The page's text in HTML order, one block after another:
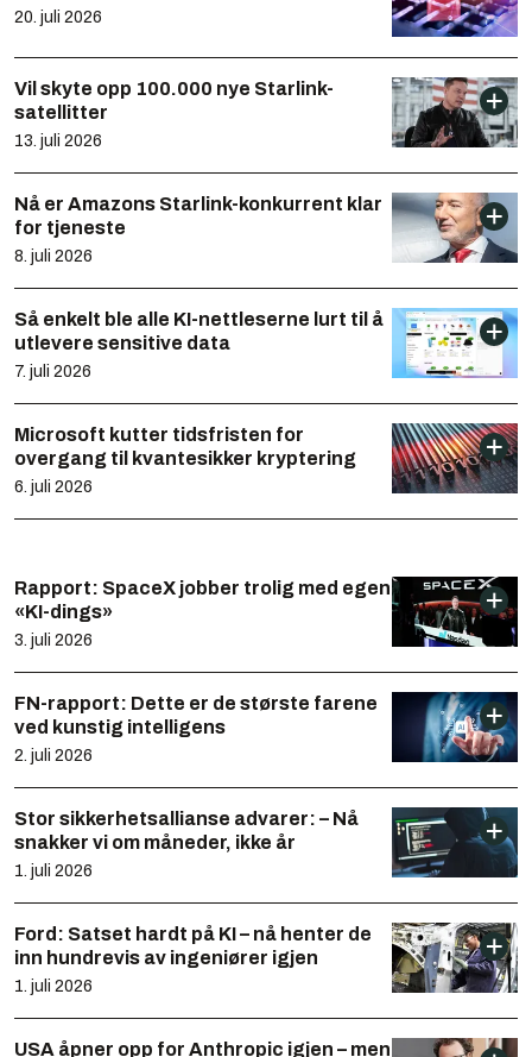
20. juli 2026
Vil skyte opp 100.000 nye Starlink-
satellitter
13. juli 2026
Nå er Amazons Starlink-konkurrent klar
for tjeneste
8. juli 2026
Så enkelt ble alle KI-nettleserne lurt til å
utlevere sensitive data
7. juli 2026
Microsoft kutter tidsfristen for
overgang til kvantesikker kryptering
6. juli 2026
Rapport: SpaceX jobber trolig med egen
«KI-dings»
3. juli 2026
FN-rapport: Dette er de største farene
ved kunstig intelligens
2. juli 2026
Stor sikkerhetsallianse advarer: – Nå
snakker vi om måneder, ikke år
1. juli 2026
Ford: Satset hardt på KI – nå henter de
inn hundrevis av ingeniører igjen
1. juli 2026
USA åpner opp for Anthropic igjen – men